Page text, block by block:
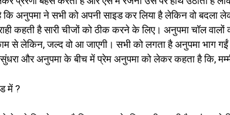
अनुपमा ने सभी को अपनी साइड कर लिया है लेकिन वो बदला
कहती है सारी चीजों को ठीक करने के लिए। अनुपमा चॉल
से लेकिन, जल्द वो आ जाएगी। सभी को लगता है अनुपमा भाग
और अनुपमा के बीच में प्रेम अनुपमा को लेकर कहता है कि,
में ?